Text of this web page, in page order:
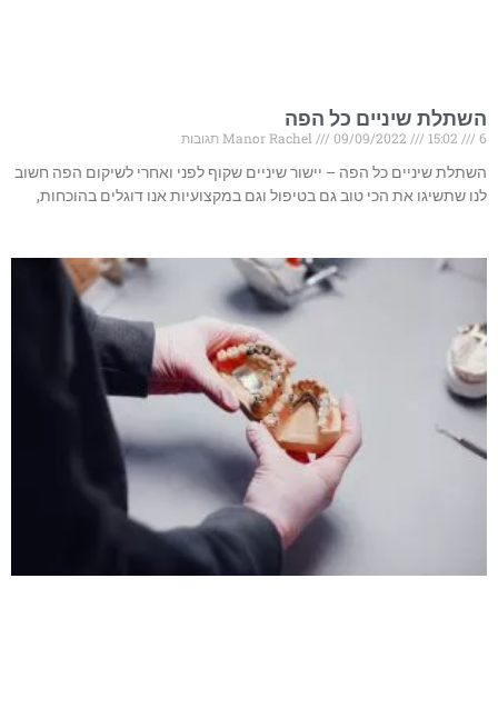
השתלת שיניים כל הפה
Manor Rachel 09/09/2022 15:02
6 תגובות
השתלת שיניים כל הפה – יישור שיניים שקוף לפני ואחרי לשיקום הפה חשוב
לנו שתשיגו את הכי טוב גם בטיפול וגם במקצועיות אנו דוגלים בהוכחות,